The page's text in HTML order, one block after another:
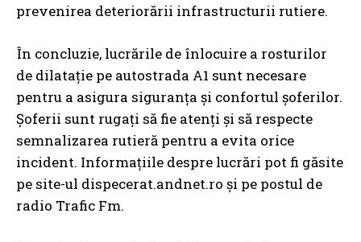
prevenirea deteriorării infrastructurii rutiere.
În concluzie, lucrările de înlocuire a rosturilor
de dilatație pe autostrada A1 sunt necesare
pentru a asigura siguranța și confortul șoferilor.
Șoferii sunt rugați să fie atenți și să respecte
semnalizarea rutieră pentru a evita orice
incident. Informațiile despre lucrări pot fi găsite
pe site-ul dispecerat.andnet.ro și pe postul de
radio Trafic Fm.